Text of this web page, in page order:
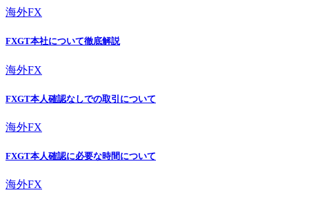
海外FX
FXGT本社について徹底解説
海外FX
FXGT本人確認なしでの取引について
海外FX
FXGT本人確認に必要な時間について
海外FX